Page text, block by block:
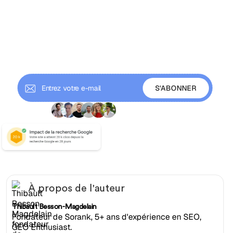
À propos de l'auteur
Thibault Besson-Magdelain
Fondateur de Sorank, 5+ ans d'expérience en SEO,
GEO Enthusiast.